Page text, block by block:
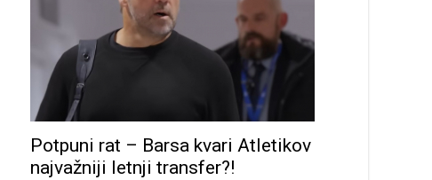
Potpuni rat – Barsa kvari Atletikov
najvažniji letnji transfer?!